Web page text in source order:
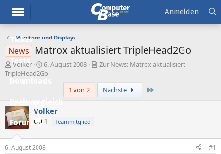
Ticker
Tests
Preisvergleich
Forum
Anmelden
Monitore und Displays
News Matrox aktualisiert TripleHead2Go
E
r
e
l
l
e
r
Volker
E
r
l
m
6. August 2008
Zur News: Matrox aktualisiert
TripleHead2Go
1 von 2
Nächste
Volker
Ost 1 Teammitglied
6. August 2008 #1